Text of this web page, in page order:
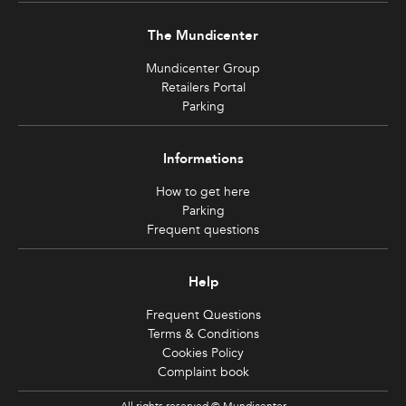
The Mundicenter
Mundicenter Group
Retailers Portal
Parking
Informations
How to get here
Parking
Frequent questions
Help
Frequent Questions
Terms & Conditions
Cookies Policy
Complaint book